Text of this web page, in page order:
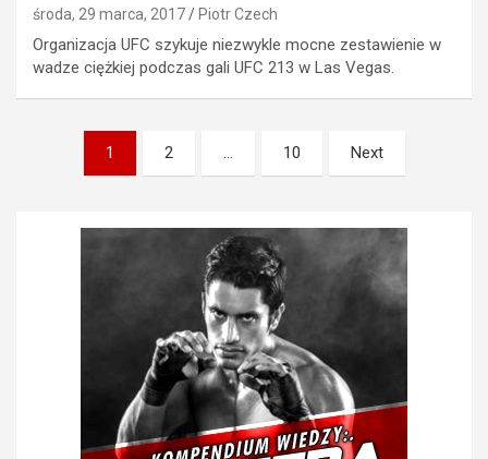
środa, 29 marca, 2017 Piotr Czech
Organizacja UFC szykuje niezwykle mocne zestawienie w
wadze ciężkiej podczas gali UFC 213 w Las Vegas.
Stronicowanie
wpisów
1 2 … 10 Next